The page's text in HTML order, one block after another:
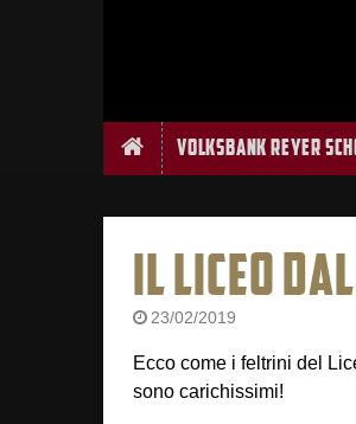
HomeVolksbank Reyer
IL LICEO
23/02/2019
Ecco come i feltrini del
sono carichissimi!